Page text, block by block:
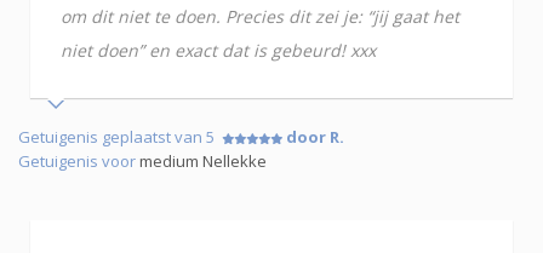
om dit niet te doen. Precies dit zei je: “jij gaat het
niet doen” en exact dat is gebeurd! xxx
Getuigenis geplaatst van 5
door R.
Getuigenis voormedium Nellekke